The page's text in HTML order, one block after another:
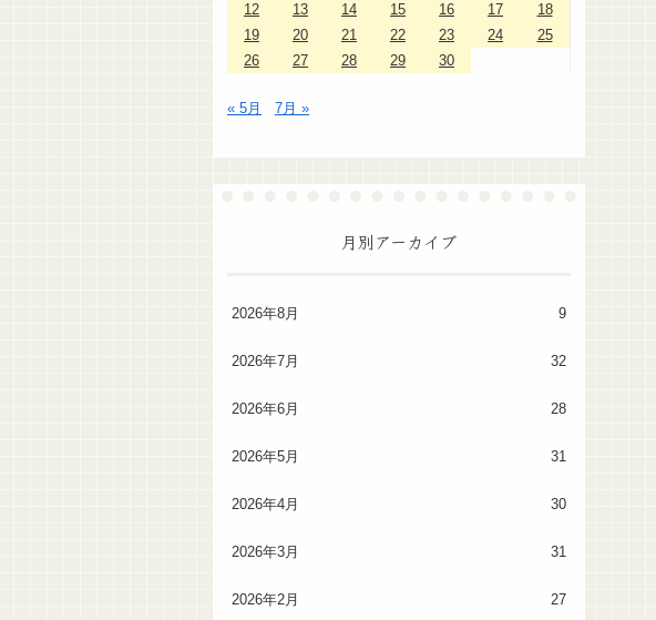
12
13 14 15 16 17
18
19
20 21 22 23 24
25
26
27 28 29 30
« 5月 7月 »
月別アーカイブ
2026年8月 9
2026年7月 32
2026年6月 28
2026年5月 31
2026年4月 30
2026年3月 31
2026年2月 27